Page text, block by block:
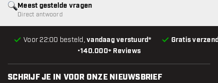
•140.000+ Reviews
Voor 22:00 besteld,vandaag verstuurd* Gratis
Meest gestelde vragen
Direct antwoord
SCHRIJF JE IN VOOR ONZE NIEUWSBRIEF